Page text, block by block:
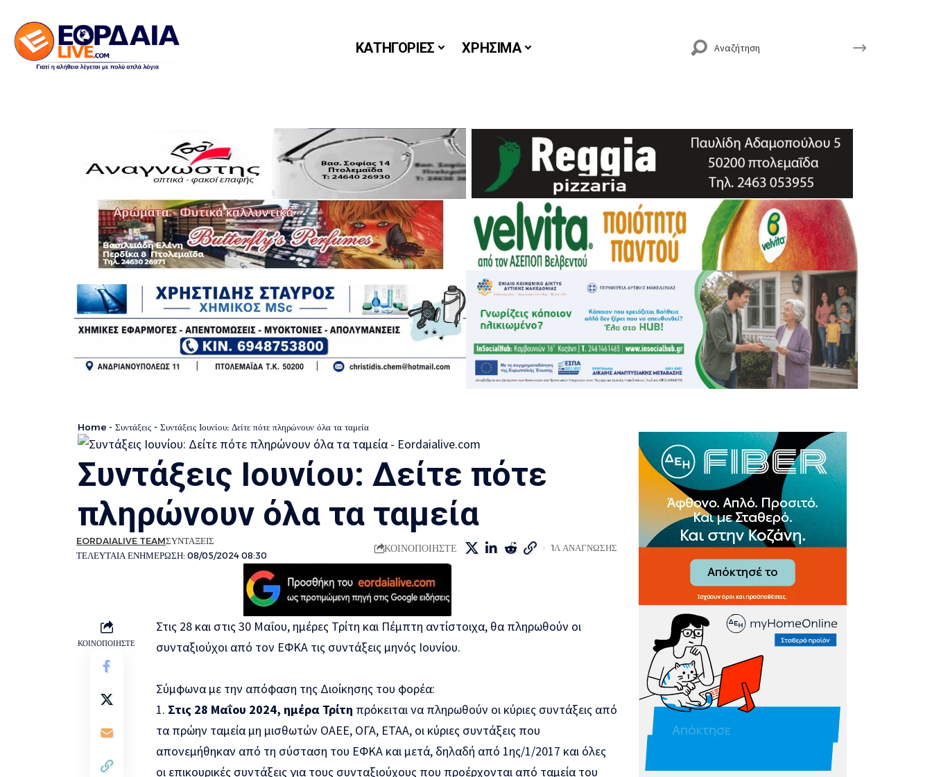
ΚΑΤΗΓΟΡΙΕΣ ΧΡΗΣΙΜΑ
Home - Συντάξεις - Συντάξεις Ιουνίου: Δείτε πότε πληρώνουν όλα τα ταμεία
Συντάξεις Ιουνίου: Δείτε πότε
πληρώνουν όλα τα ταμεία
ΤΕΛΕΥΤΑΙΑ ΕΝΗΜΕΡΩΣΗ: 08/05/2024 08:30
EORDAIALIVE TEAMΣΥΝΤΑΞΕΙΣ
ΚΟΙΝΟΠΟΙΗΣΤΕ 1Λ ΑΝΑΓΝΩΣΗΣ
ΚΟΙΝΟΠΟΙΗΣΤΕ
Στις 28 και στις 30 Μαΐου, ημέρες Τρίτη και Πέμπτη αντίστοιχα, θα πληρωθούν οι
συνταξιούχοι από τον ΕΦΚΑ τις συντάξεις μηνός Ιουνίου.
Σύμφωνα με την απόφαση της Διοίκησης του φορέα:
Στις 28 Μαΐου 2024, ημέρα Τρίτη πρόκειται να πληρωθούν οι κύριες συντάξεις από
τα πρώην ταμεία μη μισθωτών ΟΑΕΕ, ΟΓΑ, ΕΤΑΑ, οι κύριες συντάξεις που
απονεμήθηκαν από τη σύσταση του ΕΦΚΑ και μετά, δηλαδή από 1ης/1/2017 και όλες
οι επικουρικές συντάξεις για τους συνταξιούχους που προέρχονται από ταμεία του